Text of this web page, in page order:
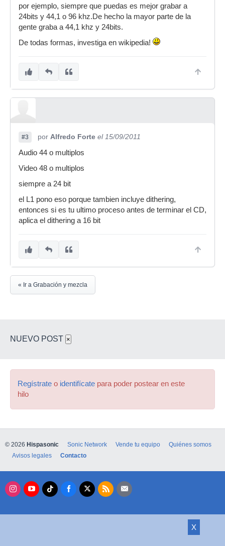
por ejemplo, siempre que puedas es mejor grabar a
24bits y 44,1 o 96 khz.De hecho la mayor parte de la
gente graba a 44,1 khz y 24bits.
De todas formas, investiga en wikipedia!
#3 por Alfredo Forte el 15/09/2011
Audio 44 o multiplos
Video 48 o multiplos
siempre a 24 bit
el L1 pono eso porque tambien incluye dithering,
entonces si es tu ultimo proceso antes de terminar el CD,
aplica el dithering a 16 bit
« Ir a Grabación y mezcla
NUEVO POST ×
Regístrate o identifícate para poder postear en este
hilo
X
© 2026 Hispasonic Sonic Network Vende tu equipo
Quiénes somos
Avisos legales
Contacto